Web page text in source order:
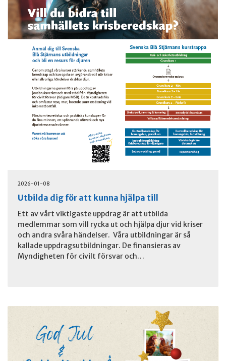
2026-01-08
Utbilda dig för att kunna hjälpa till
Ett av vårt viktigaste uppdrag är att utbilda
medlemmar som vill rycka ut och hjälpa djur vid kriser
och andra svåra händelser. Våra utbildningar är så
kallade uppdragsutbildningar. De finansieras av
Myndigheten för civilt försvar och…